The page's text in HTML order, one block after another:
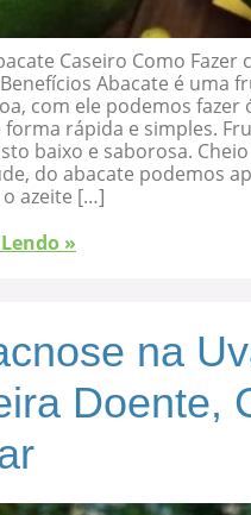
Caseiro Como Fazer
Abacate é uma
com ele podemos fazer
forma rápida e simples.
baixo e saborosa.
do abacate podemos
azeite […]
»
na
Doente,